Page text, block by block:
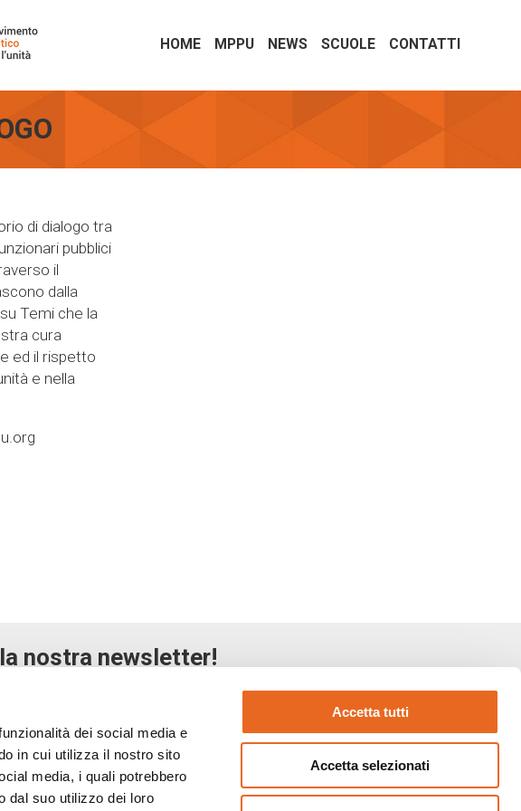
dei social media e
in cui utilizza il nostro sito
media, i quali potrebbero
dal suo utilizzo dei loro
Accetta tutti
Accetta selezionati
HOME MPPU NEWS SCUOLE CONTATTI
di dialogo tra
pubblici
il
dalla
Temi che la
cura
ed il rispetto
e nella
nostra newsletter!
di carattere informativo.